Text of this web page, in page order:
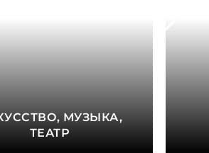
МУЗЫКА,
ТЕАТР